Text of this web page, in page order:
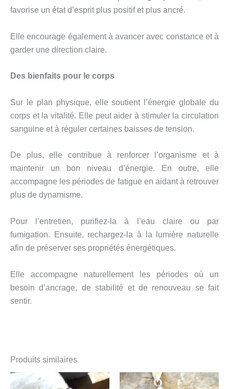
favorise un état d’esprit plus positif et plus ancré.
Elle encourage également à avancer avec constance et à
garder une direction claire.
Des bienfaits pour le corps
Sur le plan physique, elle soutient l’énergie globale du
corps et la vitalité. Elle peut aider à stimuler la circulation
sanguine et à réguler certaines baisses de tension.
De plus, elle contribue à renforcer l’organisme et à
maintenir un bon niveau d’énergie. En outre, elle
accompagne les périodes de fatigue en aidant à retrouver
plus de dynamisme.
Pour l’entretien, purifiez-la à l’eau claire ou par
fumigation. Ensuite, rechargez-la à la lumière naturelle
afin de préserver ses propriétés énergétiques.
Elle accompagne naturellement les périodes où un
besoin d’ancrage, de stabilité et de renouveau se fait
sentir.
Produits similaires